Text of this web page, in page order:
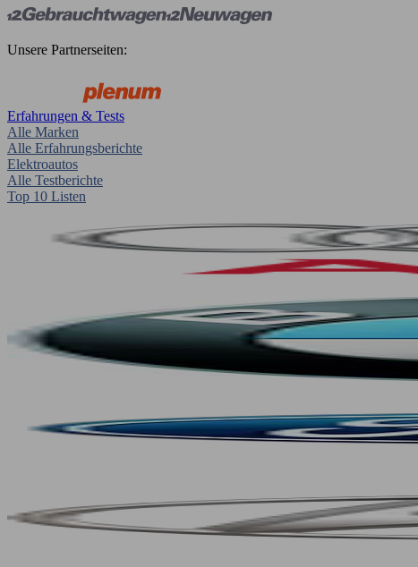
Unsere Partnerseiten:
Erfahrungen & Tests
Alle Marken
Alle Erfahrungsberichte
Elektroautos
Alle Testberichte
Top 10 Listen